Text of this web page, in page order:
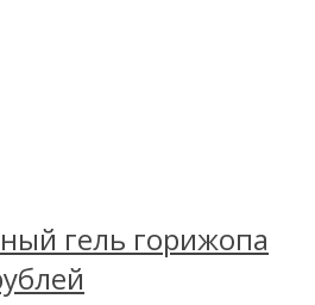
гель горижопа